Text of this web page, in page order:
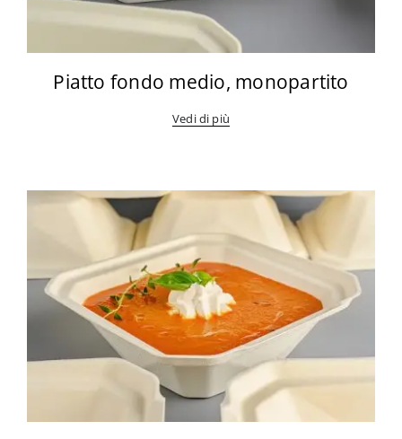
Piatto fondo medio, monopartito
Vedi di più